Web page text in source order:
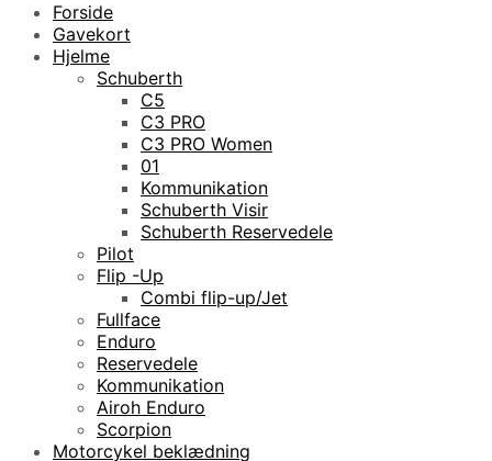
Forside
Gavekort
Hjelme
Schuberth
C5
C3 PRO
C3 PRO Women
01
Kommunikation
Schuberth Visir
Schuberth Reservedele
Pilot
Flip -Up
Combi flip-up/Jet
Fullface
Enduro
Reservedele
Kommunikation
Airoh Enduro
Scorpion
Motorcykel beklædning